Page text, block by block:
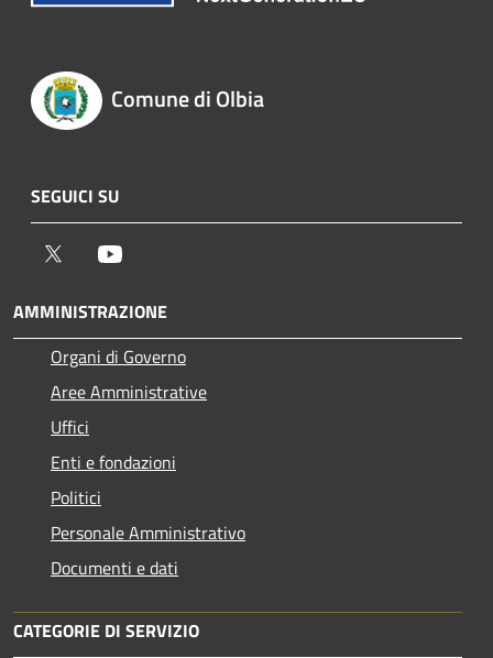
Comune di Olbia
SEGUICI SU
Twitter
AMMINISTRAZIONE
Organi di Governo
Aree Amministrative
Uffici
Enti e fondazioni
Politici
Personale Amministrativo
Documenti e dati
CATEGORIE DI SERVIZIO